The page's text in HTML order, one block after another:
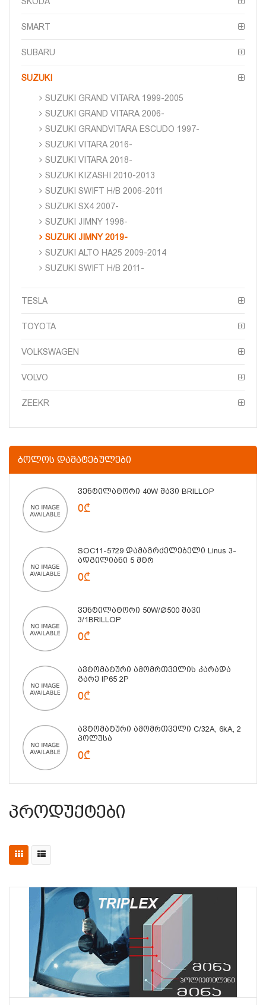
SMART
SUBARU
SUZUKI
SUZUKI GRAND VITARA 1999-2005
SUZUKI GRAND VITARA 2006-
SUZUKI GRANDVITARA ESCUDO 1997-
SUZUKI VITARA 2016-
SUZUKI VITARA 2018-
SUZUKI KIZASHI 2010-2013
SUZUKI SWIFT H/B 2006-2011
SUZUKI SX4 2007-
SUZUKI JIMNY 1998-
SUZUKI JIMNY 2019-
SUZUKI ALTO HA25 2009-2014
SUZUKI SWIFT H/B 2011-
TESLA
TOYOTA
VOLKSWAGEN
VOLVO
ZEEKR
ᲑᲝᲚᲝᲡ ᲓᲐᲛᲐᲢᲔᲑᲣᲚᲔᲑᲘ
Ვენტილატორი 40W Შავი BRILLOP
0₾
SOC11-5729 Დამაგრძელებელი Linus 3-
Ადგილიანი 5 Მტრ
0₾
Ვენტილატორი 50W/Ø500 Შავი
3/1BRILLOP
0₾
Ავტომატური Ამომრთველის Კარადა
Გარე IP65 2P
0₾
Ავტომატური Ამომრთველი C/32A, 6kA, 2
Პოლუსა
0₾
Პროდუქტები